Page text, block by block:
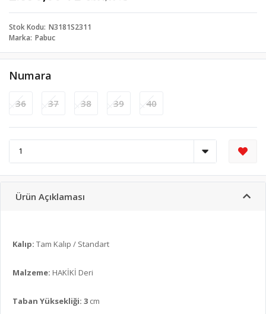
Stok Kodu N3181S2311
Marka Pabuc
Numara
36 37 38 39 40
Ürün Açıklaması
Kalıp: Tam Kalıp / Standart
Malzeme: HAKİKİ Deri
Taban Yüksekliği: 3 cm